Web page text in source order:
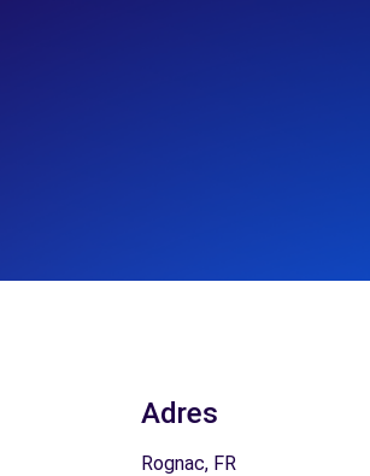
Adres
Rognac, FR